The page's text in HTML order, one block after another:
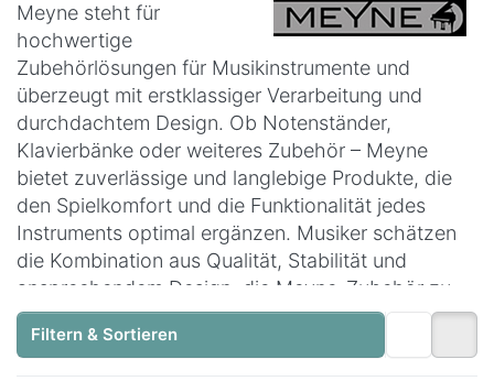
Meyne steht für
hochwertige
Zubehörlösungen für Musikinstrumente und
überzeugt mit erstklassiger Verarbeitung und
durchdachtem Design. Ob Notenständer,
Klavierbänke oder weiteres Zubehör – Meyne
bietet zuverlässige und langlebige Produkte, die
den Spielkomfort und die Funktionalität jedes
Instruments optimal ergänzen. Musiker schätzen
die Kombination aus Qualität, Stabilität und
ansprechendem Design, die Meyne-Zubehör zu
einer idealen Wahl für den professionellen und
privaten Gebrauch macht.
Filtern & Sortieren